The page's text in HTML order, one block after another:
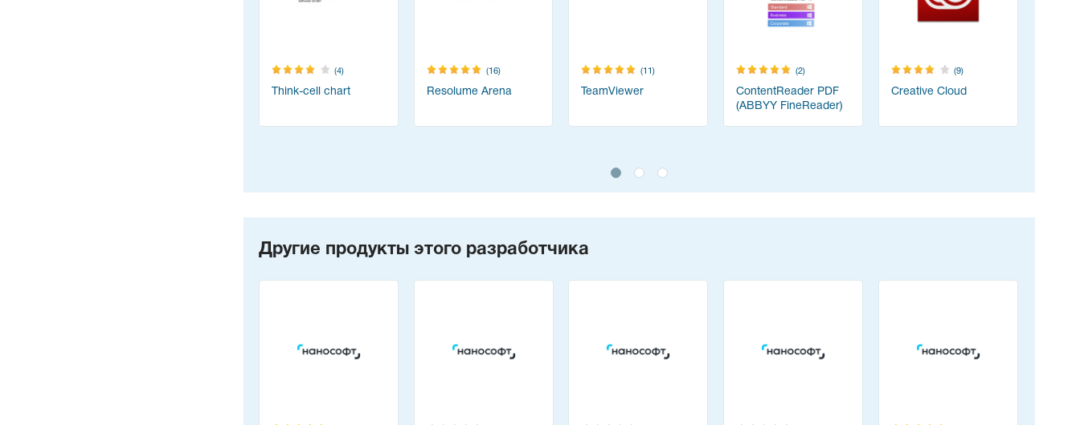
(4)
Think-cell chart
(16)
Resolume Arena
(11)
TeamViewer
(2)
ContentReader PDF
(ABBYY FineReader)
(9)
Creative Cloud
Другие продукты этого разработчика